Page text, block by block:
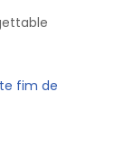
fim de